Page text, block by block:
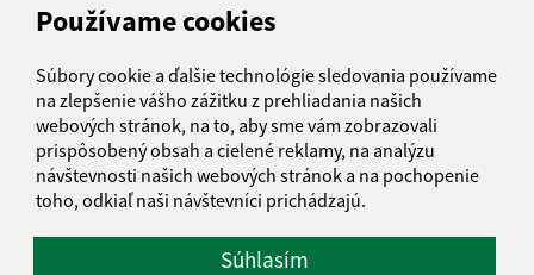
Používame cookies
Súbory cookie a ďalšie technológie sledovania používame
na zlepšenie vášho zážitku z prehliadania našich
webových stránok, na to, aby sme vám zobrazovali
prispôsobený obsah a cielené reklamy, na analýzu
návštevnosti našich webových stránok a na pochopenie
toho, odkiaľ naši návštevníci prichádzajú.
Súhlasím
040 22 Košice
informatika@kosice-dh.sk
+421 55 300 90 01
IČO: 00690988